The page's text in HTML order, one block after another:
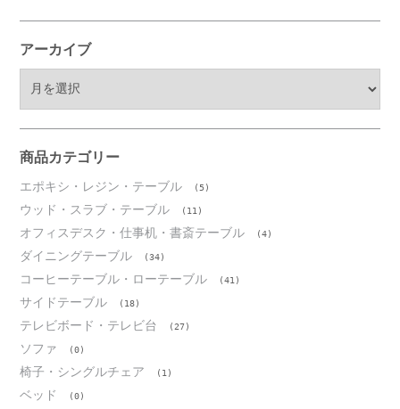
アーカイブ
ブ
商品カテゴリー
エポキシ・レジン・テーブル (5)
ウッド・スラブ・テーブル (11)
オフィスデスク・仕事机・書斎テーブル (4)
ダイニングテーブル (34)
コーヒーテーブル・ローテーブル (41)
サイドテーブル (18)
テレビボード・テレビ台 (27)
ソファ (0)
椅子・シングルチェア (1)
ベッド (0)